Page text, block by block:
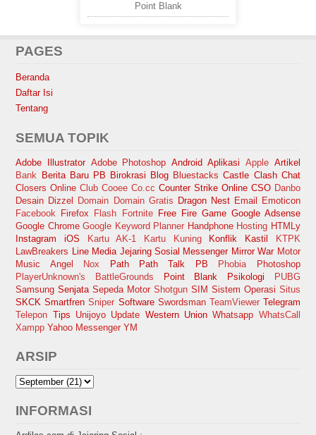
Point Blank
PAGES
Beranda
Daftar Isi
Tentang
SEMUA TOPIK
Adobe Illustrator Adobe Photoshop Android Aplikasi Apple Artikel
Bank
Berita Baru PB Birokrasi Blog Bluestacks Castle Clash Chat
Closers Online Club Cooee Co.cc Counter Strike Online CSO Danbo
Desain Dizzel Domain Domain Gratis Dragon Nest Email
Emoticon
Facebook
Firefox Flash Fortnite Free Fire Game Google Adsense
Google Chrome Google Keyword Planner Handphone Hosting HTMLy
Instagram
iOS Kartu AK-1 Kartu Kuning Konflik Kastil
KTPK
LawBreakers
Line Media Jejaring Sosial Messenger Mirror War Motor
Music Angel
Nox Path Path Talk PB Phobia
Photoshop
PlayerUnknown's BattleGrounds
Point Blank Psikologi
PUBG
Samsung Senjata Sepeda Motor Shotgun SIM Sistem Operasi Situs
SKCK Smartfren Sniper Software Swordsman TeamViewer Telegram
Telepon Tips Unijoyo Update Western Union Whatsapp WhatsCall
Xampp Yahoo Messenger YM
ARSIP
INFORMASI